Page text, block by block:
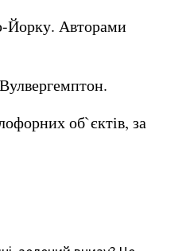
Йорку. Авторами
об`єктів, за